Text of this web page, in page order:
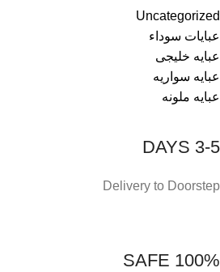
Uncategorized
عبايات سوداء
عبايه خليجى
عبايه سواريه
عبايه ملونه
100% SAFE
3-5 DAYS
Delivery to Doorstep